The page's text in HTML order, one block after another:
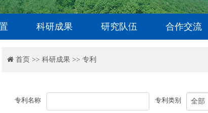
科研成果 研究队伍 合作交流
首页 >> 科研成果 >> 专利
专利名称 专利类别